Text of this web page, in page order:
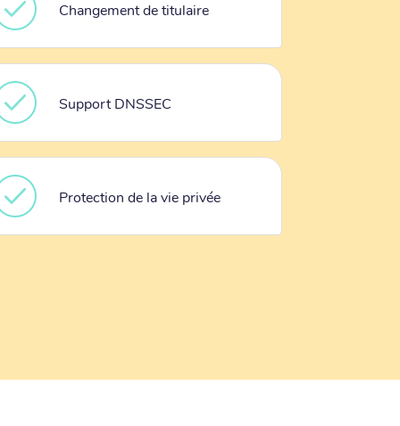
Changement de titulaire
Support DNSSEC
Protection de la vie privée